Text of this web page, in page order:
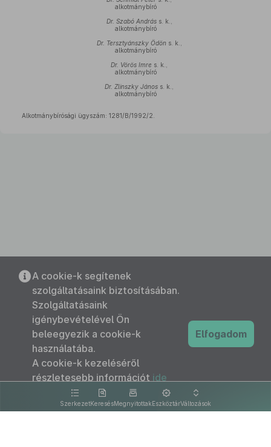
alkotmánybíró
Dr. Szabó Andráss. k.,
alkotmánybíró
Dr. Tersztyánszky Ödöns. k.,
alkotmánybíró
Dr. Vörös Imre s. k.,
alkotmánybíró
Dr. Zlinszky János s. k.,
alkotmánybíró
Alkotmánybírósági ügyszám: 1281/B/1992/2.
SzerkezetKeresésMegnyitottakEszköztárVáltozások
A cookie-k segítenek
szolgáltatásaink biztosításában.
Szolgáltatásaink
igénybevételével Ön
beleegyezik a cookie-k
használatába.
A cookie-k kezeléséről
részletesebb információt ide
kattintva olvashat.
Elfogadom